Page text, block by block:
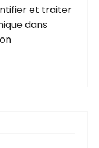
et traiter
dans